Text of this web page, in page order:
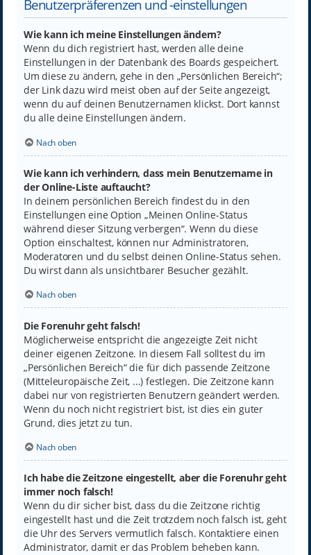
Benutzerpräferenzen und -einstellungen
Wie kann ich meine Einstellungen ändern?
Wenn du dich registriert hast, werden alle deine
Einstellungen in der Datenbank des Boards gespeichert.
Um diese zu ändern, gehe in den „Persönlichen Bereich“;
der Link dazu wird meist oben auf der Seite angezeigt,
wenn du auf deinen Benutzernamen klickst. Dort kannst
du alle deine Einstellungen ändern.
Nach oben
Wie kann ich verhindern, dass mein Benutzername in
der Online-Liste auftaucht?
In deinem persönlichen Bereich findest du in den
Einstellungen eine Option „Meinen Online-Status
während dieser Sitzung verbergen“. Wenn du diese
Option einschaltest, können nur Administratoren,
Moderatoren und du selbst deinen Online-Status sehen.
Du wirst dann als unsichtbarer Besucher gezählt.
Nach oben
Die Forenuhr geht falsch!
Möglicherweise entspricht die angezeigte Zeit nicht
deiner eigenen Zeitzone. In diesem Fall solltest du im
„Persönlichen Bereich“ die für dich passende Zeitzone
(Mitteleuropäische Zeit, ...) festlegen. Die Zeitzone kann
dabei nur von registrierten Benutzern geändert werden.
Wenn du noch nicht registriert bist, ist dies ein guter
Grund, dies jetzt zu tun.
Nach oben
Ich habe die Zeitzone eingestellt, aber die Forenuhr geht
immer noch falsch!
Wenn du dir sicher bist, dass du die Zeitzone richtig
eingestellt hast und die Zeit trotzdem noch falsch ist, geht
die Uhr des Servers vermutlich falsch. Kontaktiere einen
Administrator, damit er das Problem beheben kann.